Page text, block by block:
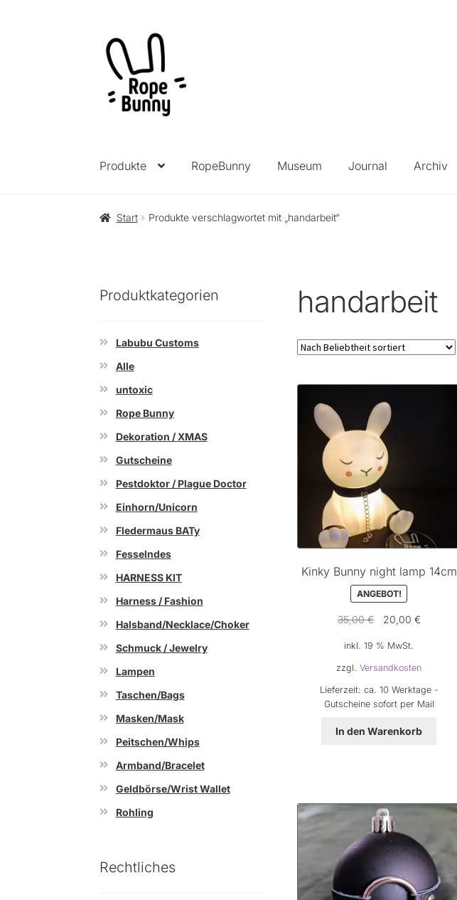
Zur
Navigation
springen
Zum
Inhalt
springen
Produkte RopeBunny Museum Journal Archiv
Start Produkte verschlagwortet mit „handarbeit“
handarbeit
Kinky Bunny night lamp 14cm
ANGEBOT!
35,00€
Ursprünglicher
war:
35,00 €
20,00 €Aktueller
20,00 €.
inkl. 19 % MwSt.
zzgl.Versandkosten
Lieferzeit: ca. 10 Werktage -
Gutscheine sofort per Mail
In den Warenkorb
Produktkategorien
Labubu Customs
Alle
untoxic
Rope Bunny
Dekoration / XMAS
Gutscheine
Pestdoktor / Plague Doctor
Einhorn/Unicorn
Fledermaus BATy
Fesselndes
HARNESS KIT
Harness / Fashion
Halsband/Necklace/Choker
Schmuck / Jewelry
Lampen
Taschen/Bags
Masken/Mask
Peitschen/Whips
Armband/Bracelet
Geldbörse/Wrist Wallet
Rohling
Rechtliches